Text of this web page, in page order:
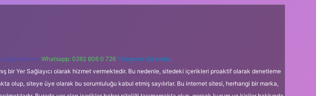
Whatsapp: 0262 606 0 726 Telegram: @karabul
bir Yer Sağlayıcı olarak hizmet vermektedir. Bu nedenle, sitedeki içerikleri proaktif olarak denetleme
olup, siteye üye olarak bu sorumluluğu kabul etmiş sayılırlar. Bu internet sitesi, herhangi bir marka,